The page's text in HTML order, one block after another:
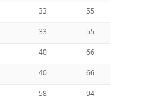
33 55
33 55
40 66
40 66
58 94